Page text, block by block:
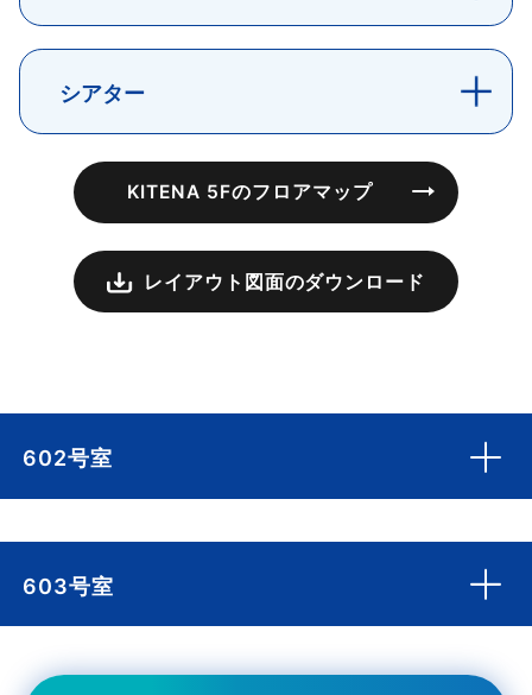
シアター
KITENA 5Fのフロアマップ
レイアウト図面のダウンロード
602号室
603号室